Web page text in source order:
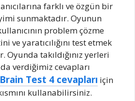
farklı ve özgün bir
sunmaktadır. Oyunun
problem çözme
ve yaratıcılığını test etmek
Oyunda takıldığınız yerleri
verdiğimiz cevapları
Brain Test 4 cevapları için
kullanabilirsiniz.